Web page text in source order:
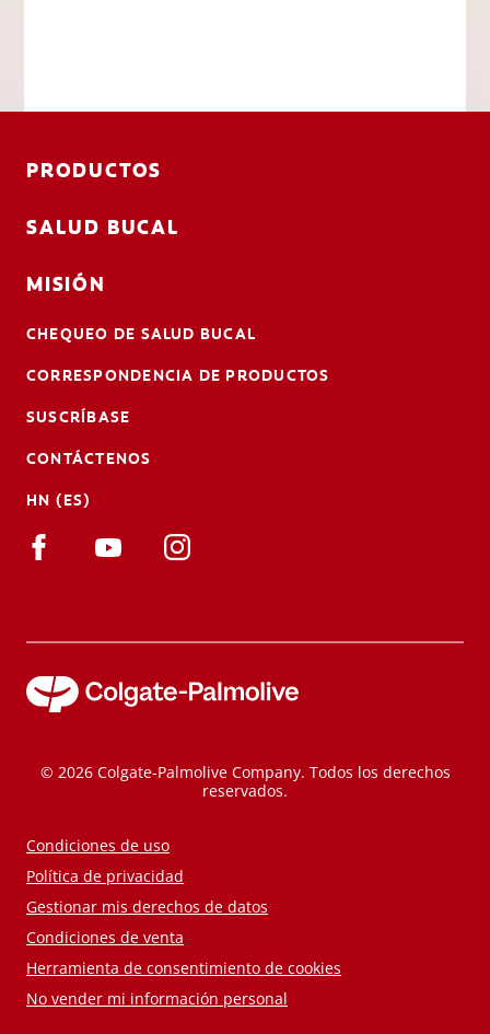
PRODUCTOS
SALUD BUCAL
MISIÓN
CHEQUEO DE SALUD BUCAL
CORRESPONDENCIA DE PRODUCTOS
SUSCRÍBASE
CONTÁCTENOS
HN (ES)
© 2026 Colgate-Palmolive Company. Todos los derechos
reservados.
Condiciones de uso
Política de privacidad
Gestionar mis derechos de datos
Condiciones de venta
Herramienta de consentimiento de cookies
No vender mi información personal